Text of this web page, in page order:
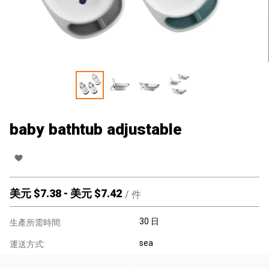
baby bathtub adjustable
美元 $7.38 - 美元 $7.42 / 件
生產所需時間: 30 日
運送方式: sea